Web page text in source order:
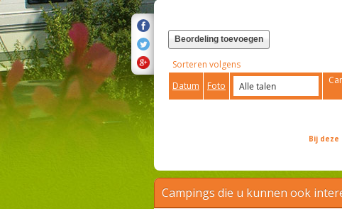
Beordeling toevoegen
Sorteren volgens
Datum
Foto
Bij
Campings die u kunnen ook